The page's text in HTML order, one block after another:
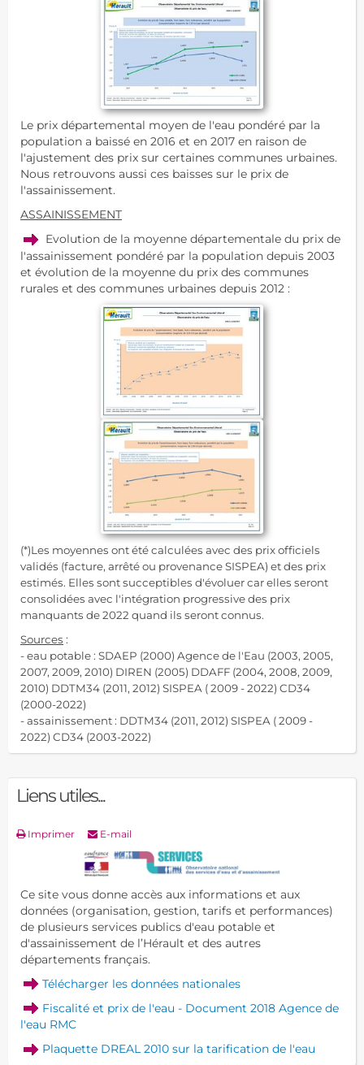
Le prix départemental moyen de l'eau pondéré par la
population a baissé en 2016 et en 2017 en raison de
l'ajustement des prix sur certaines communes urbaines.
Nous retrouvons aussi ces baisses sur le prix de
l'assainissement.
ASSAINISSEMENT
Evolution de la moyenne départementale du prix de
l'assainissement pondéré par la population depuis 2003
et évolution de la moyenne du prix des communes
rurales et des communes urbaines depuis 2012 :
(*)Les moyennes ont été calculées avec des prix officiels
validés (facture, arrêté ou provenance SISPEA) et des prix
estimés. Elles sont succeptibles d'évoluer car elles seront
consolidées avec l'intégration progressive des prix
manquants de 2022 quand ils seront connus.
Sources :
- eau potable : SDAEP (2000) Agence de l'Eau (2003, 2005,
2007, 2009, 2010) DIREN (2005) DDAFF (2004, 2008, 2009,
2010) DDTM34 (2011, 2012) SISPEA ( 2009 - 2022) CD34
(2000-2022)
- assainissement : DDTM34 (2011, 2012) SISPEA ( 2009 -
2022) CD34 (2003-2022)
Liens utiles...
Imprimer E-mail
Ce site vous donne accès aux informations et aux
données (organisation, gestion, tarifs et performances)
de plusieurs services publics d'eau potable et
d'assainissement de l’Hérault et des autres
départements français.
Télécharger les données nationales
Fiscalité et prix de l'eau - Document 2018 Agence de
l'eau RMC
Plaquette DREAL 2010 sur la tarification de l'eau